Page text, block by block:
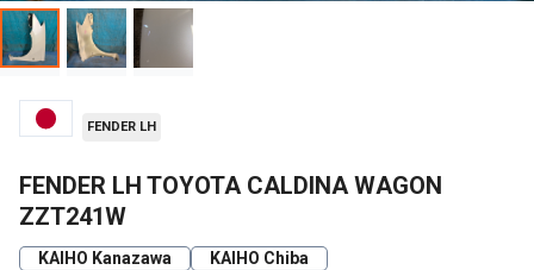
FENDER LH
FENDER LH TOYOTA CALDINA WAGON
ZZT241W
KAIHO Kanazawa KAIHO Chiba